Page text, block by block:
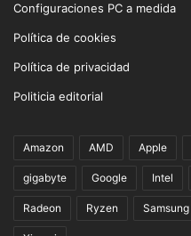
Configuraciones PC a medida
Política de cookies
Política de privacidad
Politicia editorial
Amazon AMD Apple
gigabyte Google Intel
Radeon Ryzen Samsung